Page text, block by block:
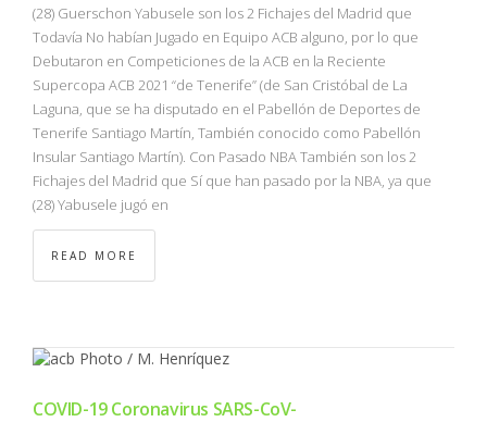
(28) Guerschon Yabusele son los 2 Fichajes del Madrid que
Todavía No habían Jugado en Equipo ACB alguno, por lo que
Debutaron en Competiciones de la ACB en la Reciente
Supercopa ACB 2021 “de Tenerife” (de San Cristóbal de La
Laguna, que se ha disputado en el Pabellón de Deportes de
Tenerife Santiago Martín, También conocido como Pabellón
Insular Santiago Martín). Con Pasado NBA También son los 2
Fichajes del Madrid que Sí que han pasado por la NBA, ya que
(28) Yabusele jugó en
READ MORE
COVID-19 Coronavirus SARS-CoV-